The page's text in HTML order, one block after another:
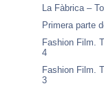
La Fàbrica –
Primera parte
Fashion Film.
4
Fashion Film.
3